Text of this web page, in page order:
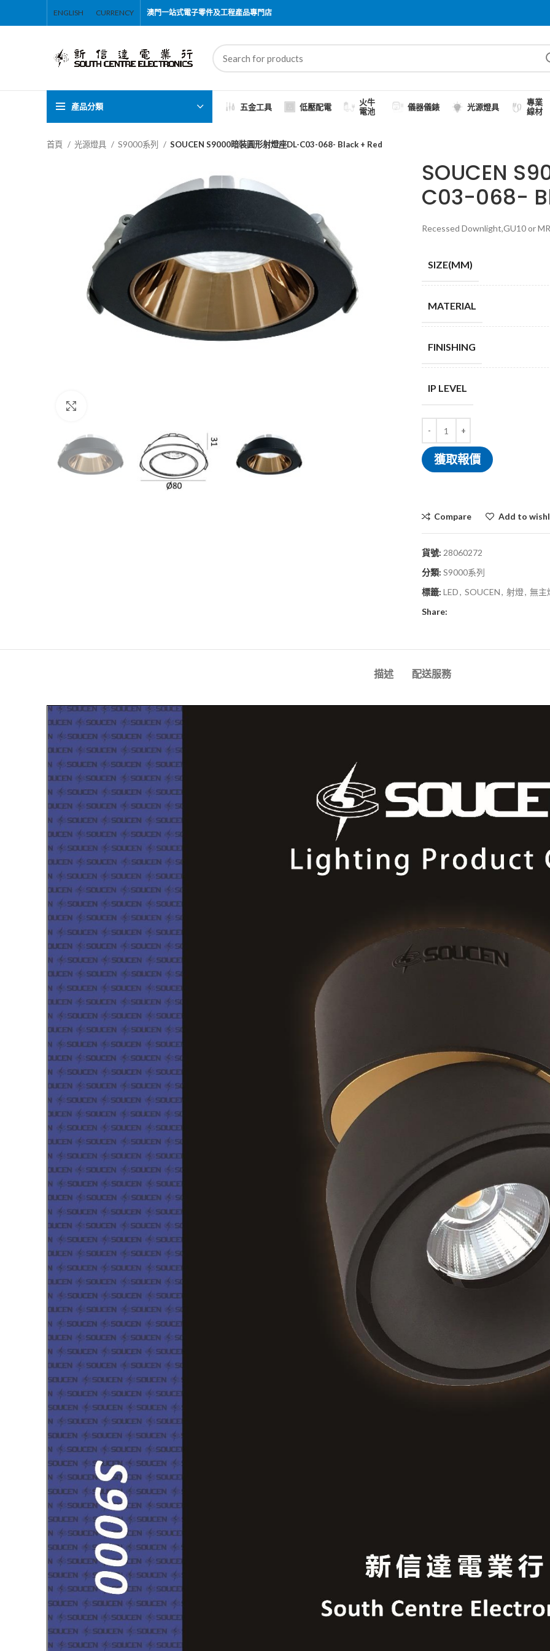
ENGLISH CURRENCY 澳門一站式電子零件及工程產品專門店
產品分類 五金工具 低壓配電
火牛
電池
儀器儀錶 光源燈具
專業
線材
首頁 光源燈具 S9000系列 SOUCEN S9000暗裝圓形射燈座DL-C03-068- Black + Red
SOUCEN
C03-068-
Recessed Downlight,GU10 or
SIZE(MM)
MATERIAL
FINISHING
IP LEVEL
獲取報價
Compare Add to
貨號: 28060272
分類: S9000系列
標籤: LED, SOUCEN, 射燈, 無主
Share:
描述 配送服務